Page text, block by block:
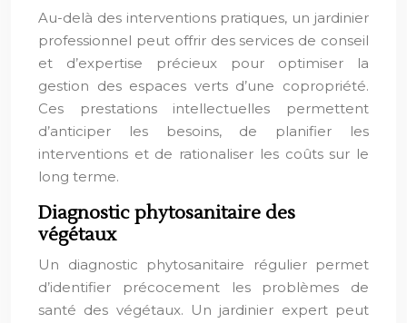
Au-delà des interventions pratiques, un jardinier
professionnel peut offrir des services de conseil
et d’expertise précieux pour optimiser la
gestion des espaces verts d’une copropriété.
Ces prestations intellectuelles permettent
d’anticiper les besoins, de planifier les
interventions et de rationaliser les coûts sur le
long terme.
Diagnostic phytosanitaire des
végétaux
Un diagnostic phytosanitaire régulier permet
d’identifier précocement les problèmes de
santé des végétaux. Un jardinier expert peut